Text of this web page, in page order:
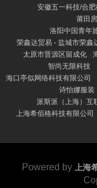
安徽五一科技/合
莆田
洛阳中国青年
荣鑫达贸易 - 盐城市荣鑫
太原市晋源区留成化
智尚无限科技
海口亭似网络科技有限公司
诗怡娜服装
派斯派（上海）互
上海希佰格科技有限公司
Powered by 上海